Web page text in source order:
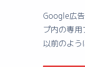
Google広
プ内の専用
以前のよう